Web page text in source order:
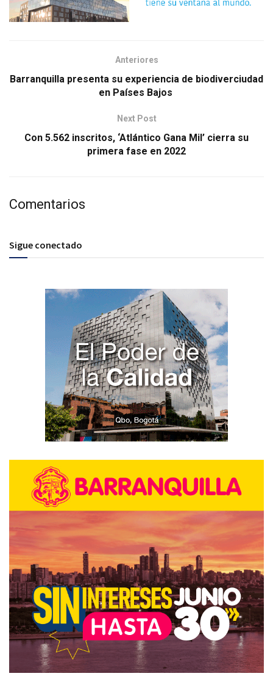
Anteriores
Barranquilla presenta su experiencia de biodiverciudad
en Países Bajos
Next Post
Con 5.562 inscritos, ‘Atlántico Gana Mil’ cierra su
primera fase en 2022
Comentarios
Sigue conectado